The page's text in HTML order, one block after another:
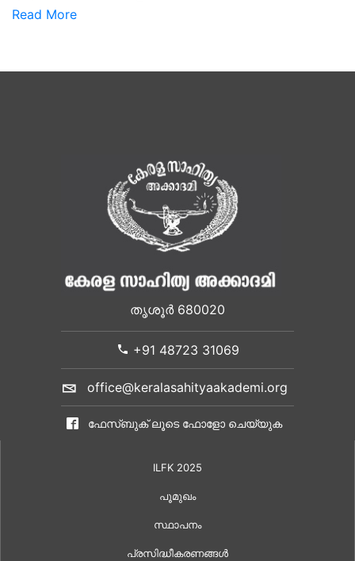
Read More
തൃശൂർ 680020
+91 48723 31069
office@keralasahityaakademi.org
ഫേസ്ബുക് ലൂടെ ഫോളോ ചെയ്യുക
ILFK 2025
പൂമുഖം
സ്ഥാപനം
പ്രസിദ്ധീകരണങ്ങൾ